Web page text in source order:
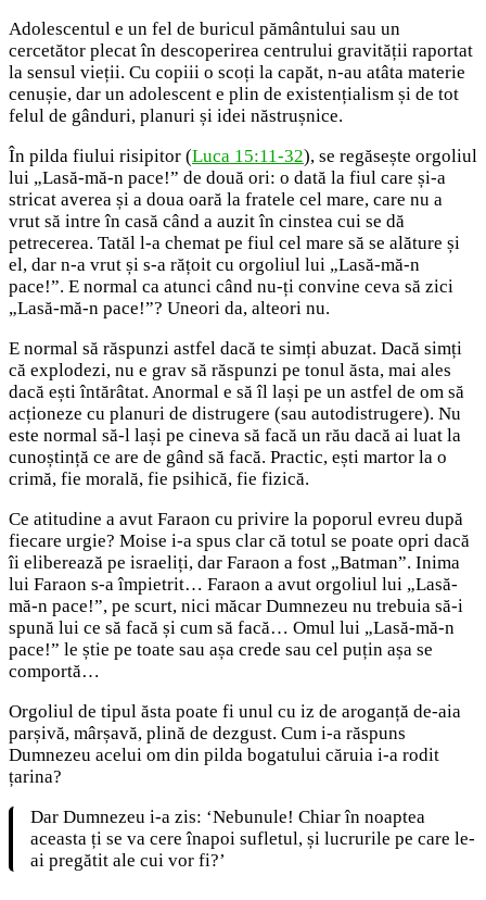
Adolescentul e un fel de buricul pământului sau un
cercetător plecat în descoperirea centrului gravității raportat
la sensul vieții. Cu copiii o scoți la capăt, n-au atâta materie
cenușie, dar un adolescent e plin de existențialism și de tot
felul de gânduri, planuri și idei năstrușnice.
În pilda fiului risipitor (Luca 15:11-32), se regăsește orgoliul
lui „Lasă-mă-n pace!” de două ori: o dată la fiul care și-a
stricat averea și a doua oară la fratele cel mare, care nu a
vrut să intre în casă când a auzit în cinstea cui se dă
petrecerea. Tatăl l-a chemat pe fiul cel mare să se alăture și
el, dar n-a vrut și s-a rățoit cu orgoliul lui „Lasă-mă-n
pace!”. E normal ca atunci când nu-ți convine ceva să zici
„Lasă-mă-n pace!”? Uneori da, alteori nu.
E normal să răspunzi astfel dacă te simți abuzat. Dacă simți
că explodezi, nu e grav să răspunzi pe tonul ăsta, mai ales
dacă ești întărâtat. Anormal e să îl lași pe un astfel de om să
acționeze cu planuri de distrugere (sau autodistrugere). Nu
este normal să-l lași pe cineva să facă un rău dacă ai luat la
cunoștință ce are de gând să facă. Practic, ești martor la o
crimă, fie morală, fie psihică, fie fizică.
Ce atitudine a avut Faraon cu privire la poporul evreu după
fiecare urgie? Moise i-a spus clar că totul se poate opri dacă
îi eliberează pe israeliți, dar Faraon a fost „Batman”. Inima
lui Faraon s-a împietrit… Faraon a avut orgoliul lui „Lasă-
mă-n pace!”, pe scurt, nici măcar Dumnezeu nu trebuia să-i
spună lui ce să facă și cum să facă… Omul lui „Lasă-mă-n
pace!” le știe pe toate sau așa crede sau cel puțin așa se
comportă…
Orgoliul de tipul ăsta poate fi unul cu iz de aroganță de-aia
parșivă, mârșavă, plină de dezgust. Cum i-a răspuns
Dumnezeu acelui om din pilda bogatului căruia i-a rodit
țarina?
Dar Dumnezeu i-a zis: ‘Nebunule! Chiar în noaptea
aceasta ți se va cere înapoi sufletul, și lucrurile pe care le-
ai pregătit ale cui vor fi?’